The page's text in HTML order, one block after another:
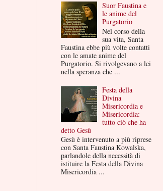
Suor Faustina e
le anime del
Purgatorio
Nel corso della
sua vita, Santa
Faustina ebbe più volte contatti
con le amate anime del
Purgatorio. Si rivolgevano a lei
nella speranza che ...
Festa della
Divina
Misericordia e
Misericordia:
tutto ciò che ha
detto Gesù
Gesù è intervenuto a più riprese
con Santa Faustina Kowalska,
parlandole della necessità di
istituire la Festa della Divina
Misericordia ...